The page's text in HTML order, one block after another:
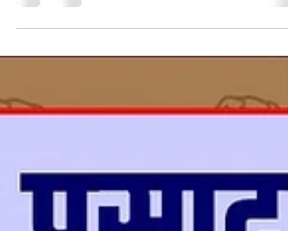
जुलाई 2026 से आधिकारिक PMS ऑनलाइन पोर्टल
scstpmsonline.bihar.gov.in के माध्यम से
तिथियाँ विवरण तिथ